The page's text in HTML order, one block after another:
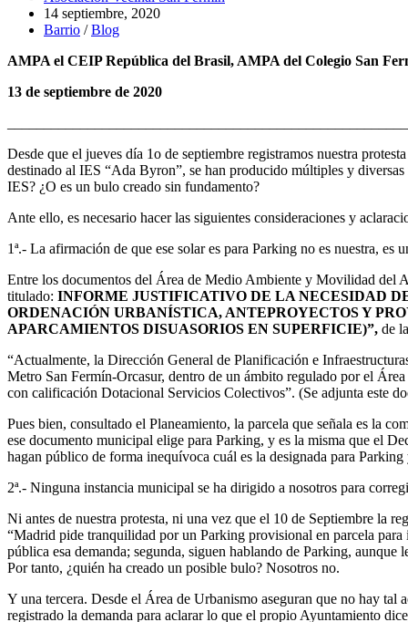
de
la
Publicación
de
entrada:
14 septiembre, 2020
Categoría
la
Barrio / Blog
AMPA el CEIP República del Brasil, AMPA del Colegio San
13 de septiembre de 2020
Desde que el jueves día 1o de septiembre registramos nuestra
destinado al IES “Ada Byron”, se han producido múltiples y
IES? ¿O es un bulo creado sin fundamento?
Ante ello, es necesario hacer las siguientes consideraciones y
1ª.- La afirmación de que ese solar es para Parking no es nuestra, es
Entre los documentos del Área de Medio Ambiente y Movilidad del
titulado: INFORME JUSTIFICATIVO DE LA NECESIDAD
ORDENACIÓN URBANÍSTICA, ANTEPROYECTOS Y
APARCAMIENTOS DISUASORIOS EN SUPERFICIE)”, de
“Actualmente, la Dirección General de Planificación e
Metro San Fermín-Orcasur, dentro de un ámbito regulado por el
con calificación Dotacional Servicios Colectivos”. (Se adjunta este
Pues bien, consultado el Planeamiento, la parcela que señala es la
ese documento municipal elige para Parking, y es la misma que el
hagan público de forma inequívoca cuál es la designada para
2ª.- Ninguna instancia municipal se ha dirigido a nosotros para
Ni antes de nuestra protesta, ni una vez que el 10 de Septiembre la
“Madrid pide tranquilidad por un Parking provisional en parcela para
pública esa demanda; segunda, siguen hablando de Parking,
Por tanto, ¿quién ha creado un posible bulo? Nosotros no.
Y una tercera. Desde el Área de Urbanismo aseguran que no hay
registrado la demanda para aclarar lo que el propio Ayuntamiento